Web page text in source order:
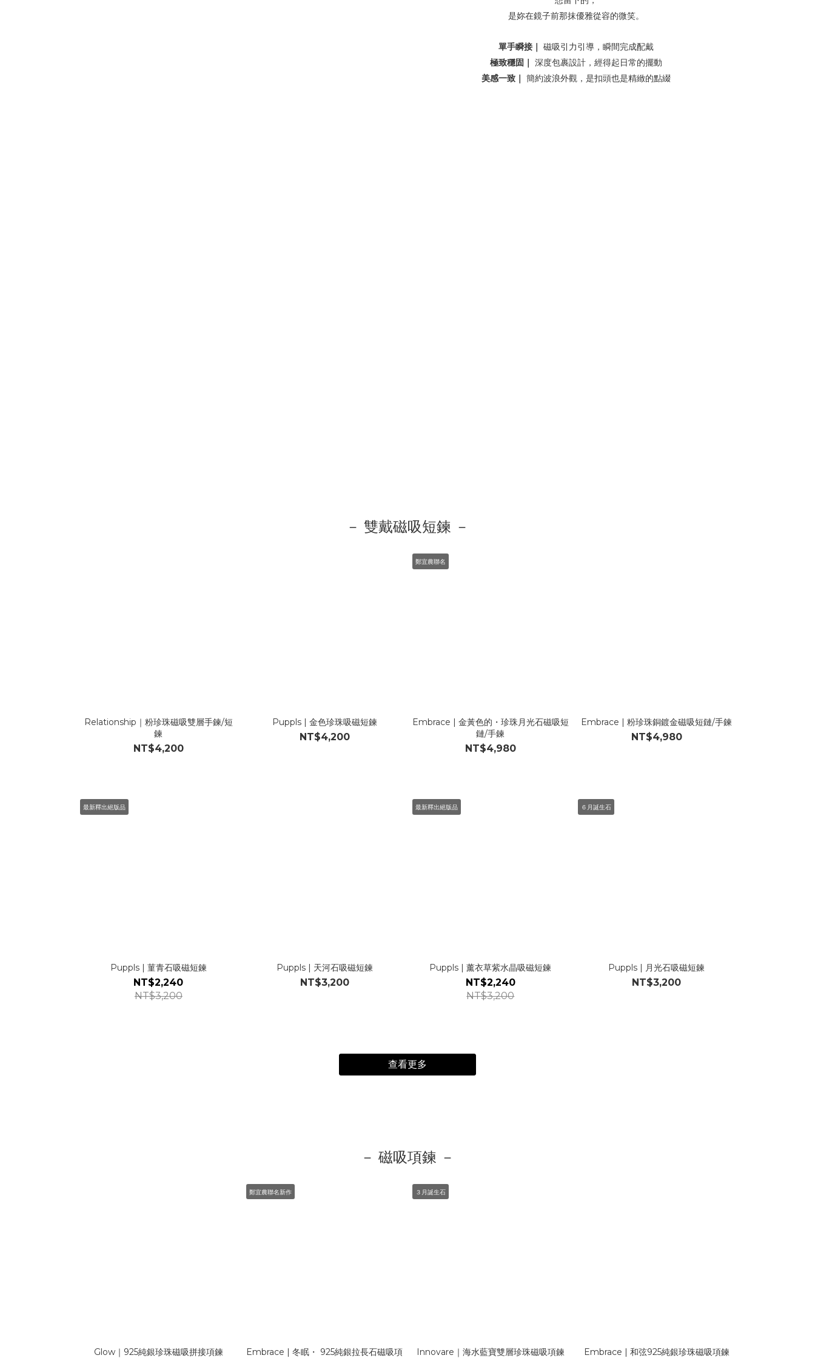
是妳在鏡子前那抹優雅從容的微笑。
單手瞬接｜ 磁吸引力引導，瞬間完成配戴
極致穩固｜ 深度包裹設計，經得起日常的擺動
美感一致｜ 簡約波浪外觀，是扣頭也是精緻的點綴
－ 雙戴磁吸短鍊 －
Relationship｜粉珍珠磁吸雙層手鍊/短
鍊
NT$4,200
Puppls | 金色珍珠吸磁短鍊
NT$4,200
鄭宜農聯名
Embrace | 金黃色的・珍珠月光石磁吸短
鏈/手鍊
NT$4,980
Embrace | 粉珍珠銅鍍金磁吸短鏈/手鍊
NT$4,980
最新釋出絕版品
Puppls | 菫青石吸磁短鍊
NT$2,240
NT$3,200
Puppls | 天河石吸磁短鍊
NT$3,200
最新釋出絕版品
Puppls | 薰衣草紫水晶吸磁短鍊
NT$2,240
NT$3,200
６月誕生石
Puppls | 月光石吸磁短鍊
NT$3,200
查看更多
－ 磁吸項鍊 －
Glow｜925純銀珍珠磁吸拼接項鍊
鄭宜農聯名新作
Embrace | 冬眠・ 925純銀拉長石磁吸項
３月誕生石
Innovare｜海水藍寶雙層珍珠磁吸項鍊 Embrace | 和弦925純銀珍珠磁吸項鍊